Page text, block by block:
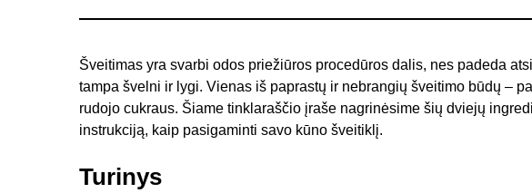
Šveitimas yra svarbi odos priežiūros procedūros dalis, nes padeda
tampa švelni ir lygi. Vienas iš paprastų ir nebrangių šveitimo būdų –
rudojo cukraus. Šiame tinklaraščio įraše nagrinėsime šių dviejų
instrukciją, kaip pasigaminti savo kūno šveitiklį.
Turinys